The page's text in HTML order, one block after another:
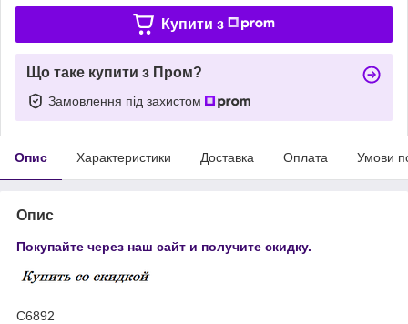
Купити з
Що таке купити з Пром?
Замовлення під захистом
Опис Характеристики Доставка Оплата Умови
Опис
Покупайте через наш сайт и получите скидку.
С6892